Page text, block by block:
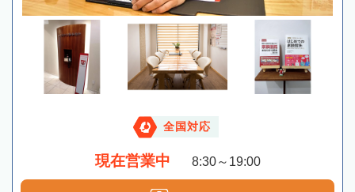
全国対応
現在営業中 8:30～19:00